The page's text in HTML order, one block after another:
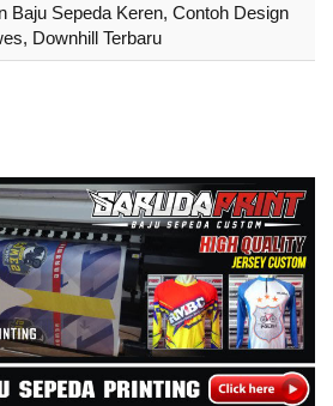
Baju Sepeda Keren, Contoh Design
Downhill Terbaru